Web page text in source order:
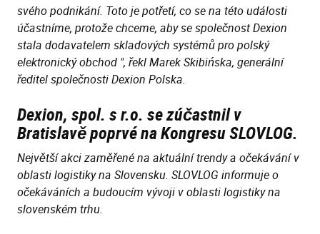
svého podnikání. Toto je potřetí, co se na této události
účastníme, protože chceme, aby se společnost Dexion
stala dodavatelem skladových systémů pro polský
elektronický obchod ", řekl Marek Skibińska, generální
ředitel společnosti Dexion Polska.
Dexion, spol. s r.o. se zúčastnil v
Bratislavě poprvé na Kongresu SLOVLOG.
Největší akci zaměřené na aktuální trendy a očekávání v
oblasti logistiky na Slovensku. SLOVLOG informuje o
očekáváních a budoucím vývoji v oblasti logistiky na
slovenském trhu.